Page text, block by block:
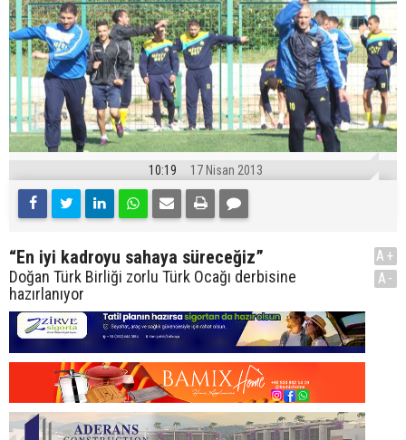
10:19 17 Nisan 2013
“En iyi kadroyu sahaya süreceğiz”
Doğan Türk Birliği zorlu Türk Ocağı derbisine
hazırlanıyor
A+
A-